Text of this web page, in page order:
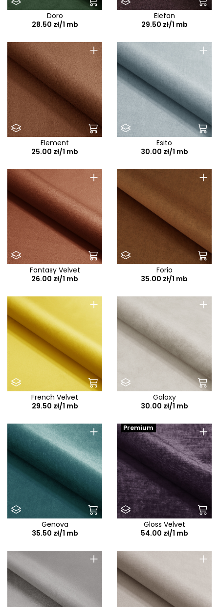
Doro
28.50 zł/1 mb
Elefan
29.50 zł/1 mb
+
Element
25.00 zł/1 mb
+
Esito
30.00 zł/1 mb
+
Fantasy Velvet
26.00 zł/1 mb
+
Forio
35.00 zł/1 mb
+
French Velvet
29.50 zł/1 mb
+
Galaxy
30.00 zł/1 mb
+
Genova
35.50 zł/1 mb
+
Premium
Gloss Velvet
54.00 zł/1 mb
+ +